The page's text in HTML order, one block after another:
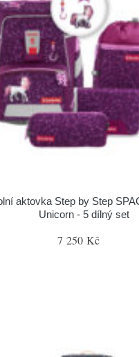
aktovka Step by Step
Unicorn - 5 dílný set
7 250 Kč